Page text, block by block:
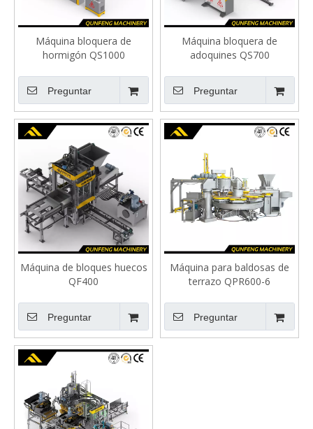
Máquina bloquera de
hormigón QS1000
Preguntar
Máquina bloquera de
adoquines QS700
Preguntar
Máquina de bloques huecos
QF400
Preguntar
Máquina para baldosas de
terrazo QPR600-6
Preguntar